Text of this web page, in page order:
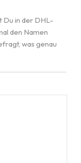
Du in der DHL-
den Namen
was genau